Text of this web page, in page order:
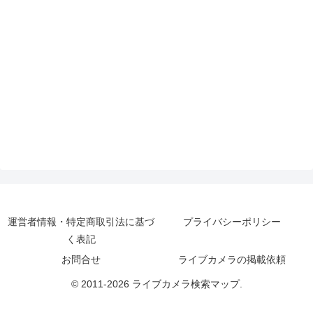
運営者情報・特定商取引法に基づ
く表記
プライバシーポリシー
お問合せ ライブカメラの掲載依頼
© 2011-2026 ライブカメラ検索マップ.